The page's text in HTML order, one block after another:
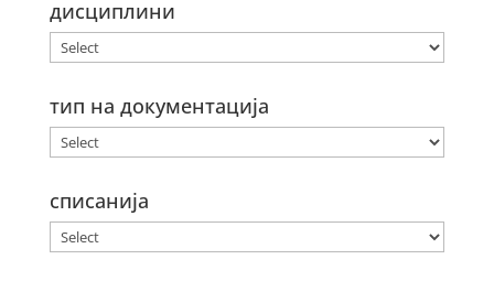
дисциплини
тип на документација
списанија